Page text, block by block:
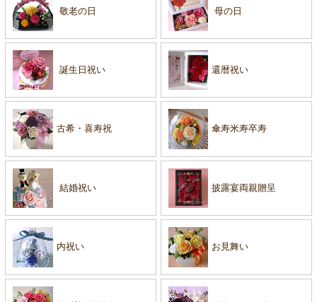
敬老の日 母の日
誕生日祝い 還暦祝い
古希・喜寿祝 傘寿米寿卒寿
結婚祝い 披露宴両親贈呈
内祝い お見舞い